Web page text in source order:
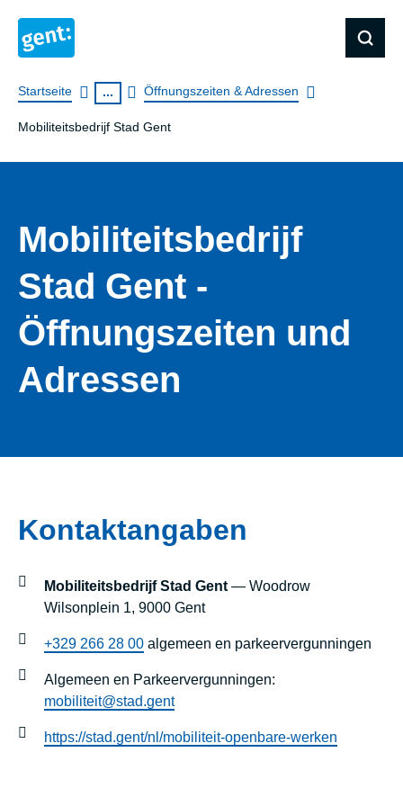
Breadcrumb
Startseite ... Öffnungszeiten & Adressen
Mobiliteitsbedrijf Stad Gent
Mobiliteitsbedrijf
Stad Gent -
Öffnungszeiten und
Adressen
Kontaktangaben
Mobiliteitsbedrijf Stad Gent — Woodrow
Wilsonplein 1, 9000 Gent
+329 266 28 00 algemeen en parkeervergunningen
Algemeen en Parkeervergunningen:
mobiliteit@stad.gent
https://stad.gent/nl/mobiliteit-openbare-werken